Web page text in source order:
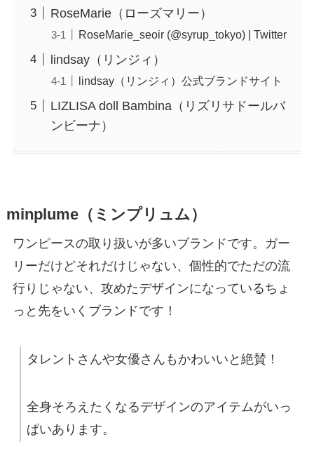
RoseMarie（ローズマリー）
RoseMarie_seoir (@syrup_tokyo) | Twitter
lindsay（リンジィ）
lindsay（リンジィ）公式ブランドサイト
LIZLISA doll Bambina（リズリサドールバ
ンビーナ）
minplume（ミンプリュム）
ワンピースの取り扱いが多いブランドです。ガー
リーだけどそれだけじゃない、個性的でただの流
行りじゃない、攻めたデザインになっているちょ
っと先をいくブランドです！
タレントさんや女優さんもかわいいと絶賛！
全身そろえたくなるデザインのアイテムがいっ
ぱいあります。